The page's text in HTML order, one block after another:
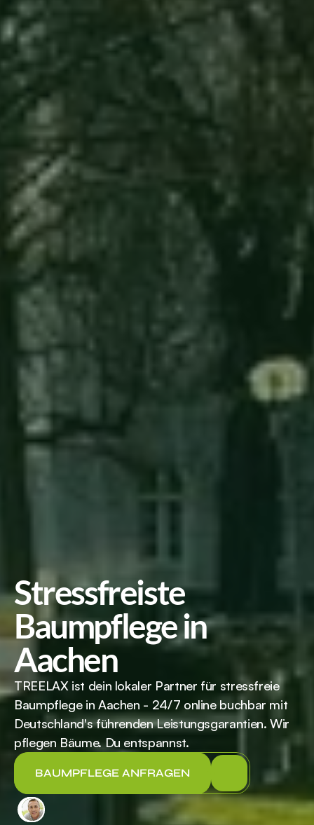
Stressfreiste
Baumpflege in
Aachen
TREELAX ist dein lokaler Partner für stressfreie
Baumpflege in Aachen - 24/7 online buchbar mit
Deutschland's führenden Leistungsgarantien. Wir
pflegen Bäume. Du entspannst.
BAUMPFLEGE ANFRAGEN